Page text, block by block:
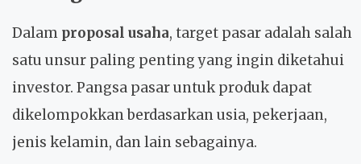
Dalam proposal usaha, target pasar adalah salah
satu unsur paling penting yang ingin diketahui
investor. Pangsa pasar untuk produk dapat
dikelompokkan berdasarkan usia, pekerjaan,
jenis kelamin, dan lain sebagainya.